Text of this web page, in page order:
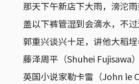
那天下午新店下大雨，滂沱
盖以下裤管湿到会滴水，不
郭重兴谈兴十足，讲他大稻
藤泽周平（Shuhei Fujisawa
英国小说家勒卡雷（John le